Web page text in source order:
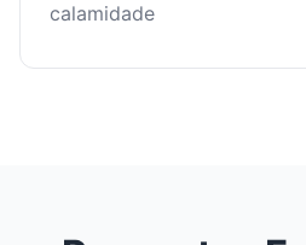
calamidade